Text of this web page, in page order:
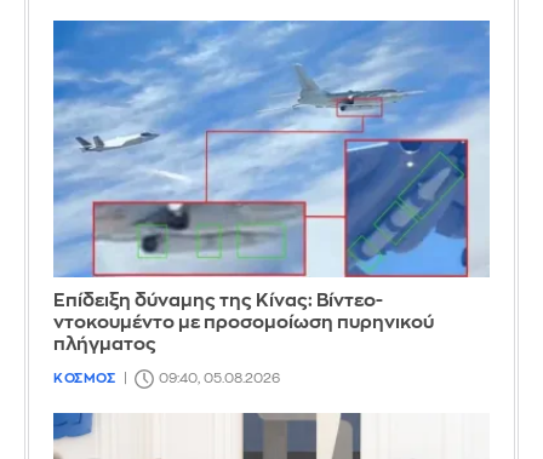
Επίδειξη δύναμης της Κίνας: Βίντεο-
ντοκουμέντο με προσομοίωση πυρηνικού
πλήγματος
ΚΟΣΜΟΣ 09:40, 05.08.2026